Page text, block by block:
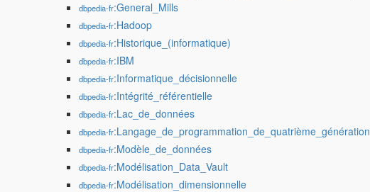
dbpedia-fr:General_Mills
dbpedia-fr:Hadoop
dbpedia-fr:Historique_(informatique)
dbpedia-fr:IBM
dbpedia-fr:Informatique_décisionnelle
dbpedia-fr:Intégrité_référentielle
dbpedia-fr:Lac_de_données
dbpedia-fr:Langage_de_programmation_de_quatrième_génération
dbpedia-fr:Modèle_de_données
dbpedia-fr:Modélisation_Data_Vault
dbpedia-fr:Modélisation_dimensionnelle